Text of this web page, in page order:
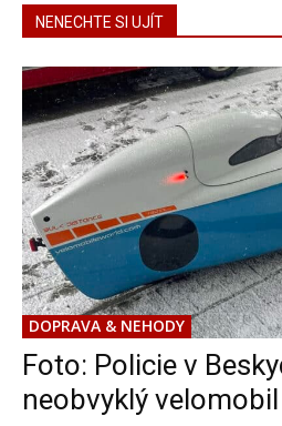
NENECHTE SI UJÍT
DOPRAVA & NEHODY
Foto: Policie v
neobvyklý velomobil